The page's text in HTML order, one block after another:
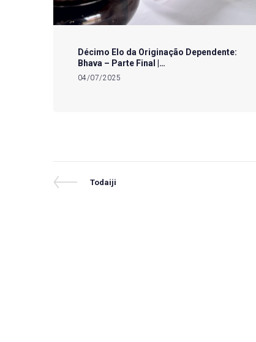
Décimo Elo da Originação Dependente:
Bhava – Parte Final |…
04/07/2025
Navegação
Previous
Todaiji